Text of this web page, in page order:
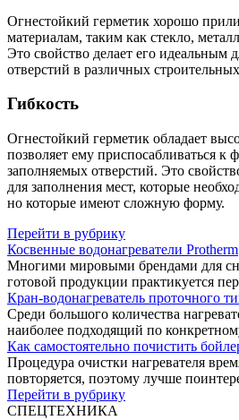
Огнестойкий герметик хорошо
материалам, таким как стекло,
Это свойство делает его идеальным
отверстий в различных
Гибкость
Огнестойкий герметик обладает
позволяет ему приспосабливаться к
заполняемых отверстий. Это
для заполнения мест, которые
но которые имеют сложную форму.
Перейти в рубрику
Косвенные водонагреватели Protherm
Многими мировыми брендами для
готовой продукции практикуется
Кран-водонагреватель проточного
Среди большого количества
наиболее подходящий по
Как самостоятельно почистить
Процедура очистки нагревателя
повторяется, поэтому лучше
Перейти в рубрику
СПЕЦТЕХНИКА